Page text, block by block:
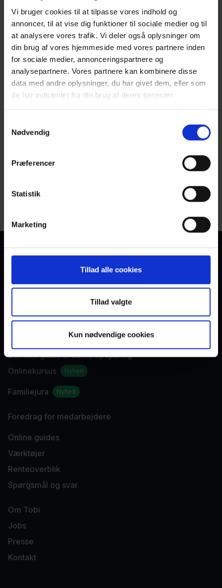
Vi bruger cookies til at tilpasse vores indhold og
annoncer, til at vise dig funktioner til sociale medier og til
at analysere vores trafik. Vi deler også oplysninger om
din brug af vores hjemmeside med vores partnere inden
for sociale medier, annonceringspartnere og
analysepartnere. Vores partnere kan kombinere disse
data med andre oplysninger, du har givet dem, eller som
de har indsamlet fra din brug af deres tjenester.
Nødvendig
Præferencer
Statistik
Marketing
Tillad alle cookies
Tillad valgte
Kun nødvendige cookies
Profil og indstillinger Risiko
Sammenlign Tobi
Vi hjælper familier med at give deres børn den bedste
Ring til os på +45 70 60 56 40
med spørgsmål
Investeret børneopsparing
Den lille guide til børns opsparing
Onlinekursus
Nyhed
Familiejura Nyhed
Foredrag for medarbejdere
Online guides
Værktøjer
Renteoverblik
Spørgsmål og svar
Om Tobi
Jobs
Presse
Kontakt